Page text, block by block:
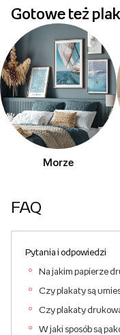
Gotowe też
Morze
FAQ
Pytania i odpowiedzi
Na jakim papierze
Czy plakaty są
Czy plakaty
W jaki sposób są